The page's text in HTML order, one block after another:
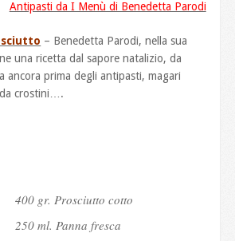
Antipasti da I Menù di Benedetta Parodi
– Benedetta Parodi, nella sua
una ricetta dal sapore natalizio, da
ancora prima degli antipasti, magari
crostini….
Prosciutto cotto
Panna fresca